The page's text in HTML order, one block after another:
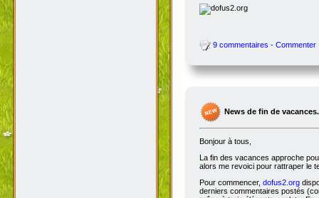
9 commentaires - Commenter
News de fin de
Bonjour à tous,
La fin des vacances approche
alors me revoici pour rattraper le
Pour commencer, dofus2.org
derniers commentaires postés